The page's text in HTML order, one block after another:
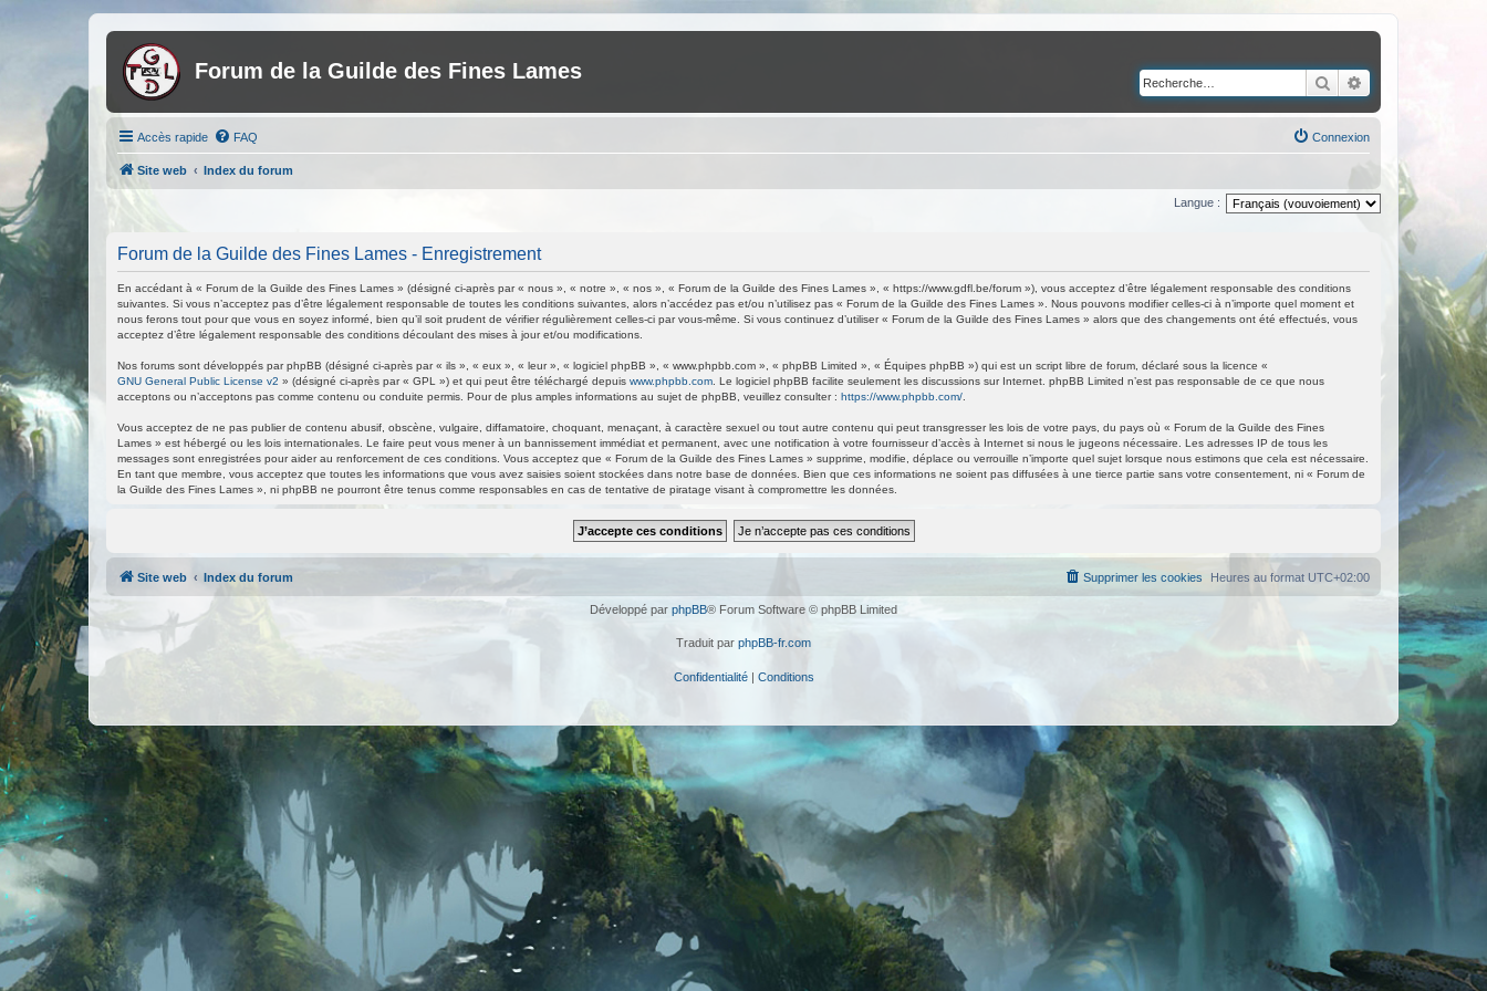
Forum de la Guilde des Fines Lames Rechercher
Accès rapide FAQ Connexion
Site web Index du forum
Langue :
Forum de la Guilde des Fines Lames - Enregistrement
En accédant à « Forum de la Guilde des Fines Lames » (désigné ci-après par « nous », « notre », « nos », « Forum de la Guilde des Fines Lames », « https://www.gdfl.be/forum »), vous acceptez d’être légalement responsable des conditions
suivantes. Si vous n’acceptez pas d’être légalement responsable de toutes les conditions suivantes, alors n’accédez pas et/ou n’utilisez pas « Forum de la Guilde des Fines Lames ». Nous pouvons modifier celles-ci à n’importe quel moment et
nous ferons tout pour que vous en soyez informé, bien qu’il soit prudent de vérifier régulièrement celles-ci par vous-même. Si vous continuez d’utiliser « Forum de la Guilde des Fines Lames » alors que des changements ont été effectués, vous
acceptez d’être légalement responsable des conditions découlant des mises à jour et/ou modifications.
Nos forums sont développés par phpBB (désigné ci-après par « ils », « eux », « leur », « logiciel phpBB », « www.phpbb.com », « phpBB Limited », « Équipes phpBB ») qui est un script libre de forum, déclaré sous la licence «
GNU General Public License v2 » (désigné ci-après par « GPL ») et qui peut être téléchargé depuis www.phpbb.com . Le logiciel phpBB facilite seulement les discussions sur Internet. phpBB Limited n’est pas responsable de ce que nous
acceptons ou n’acceptons pas comme contenu ou conduite permis. Pour de plus amples informations au sujet de phpBB, veuillez consulter : https://www.phpbb.com/
Vous acceptez de ne pas publier de contenu abusif, obscène, vulgaire, diffamatoire, choquant, menaçant, à caractère sexuel ou tout autre contenu qui peut transgresser les lois de votre pays, du pays où « Forum de la Guilde des Fines
Lames » est hébergé ou les lois internationales. Le faire peut vous mener à un bannissement immédiat et permanent, avec une notification à votre fournisseur d’accès à Internet si nous le jugeons nécessaire. Les adresses IP de tous les
messages sont enregistrées pour aider au renforcement de ces conditions. Vous acceptez que « Forum de la Guilde des Fines Lames » supprime, modifie, déplace ou verrouille n’importe quel sujet lorsque nous estimons que cela est nécessaire.
En tant que membre, vous acceptez que toutes les informations que vous avez saisies soient stockées dans notre base de données. Bien que ces informations ne soient pas diffusées à une tierce partie sans votre consentement, ni « Forum de
la Guilde des Fines Lames », ni phpBB ne pourront être tenus comme responsables en cas de tentative de piratage visant à compromettre les données.
Site web Index du forum Heures au format UTC+02:00
Supprimer les cookies
Développé par phpBB® Forum Software © phpBB Limited
Traduit par phpBB-fr.com
Confidentialité| Conditions